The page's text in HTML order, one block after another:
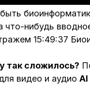
что-нибудь
15:49:37
так сложилось?
видео и аудио